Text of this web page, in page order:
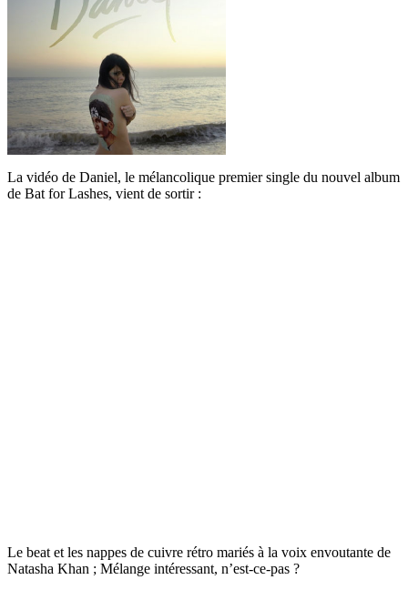
La vidéo de Daniel, le mélancolique premier single du nouvel album
de Bat for Lashes, vient de sortir :
Le beat et les nappes de cuivre rétro mariés à la voix envoutante de
Natasha Khan ; Mélange intéressant, n’est-ce-pas ?